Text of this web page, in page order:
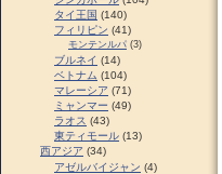
タイ王国 (140)
フィリピン (41)
モンテンルパ (3)
ブルネイ (14)
ベトナム (104)
マレーシア (71)
ミャンマー (49)
ラオス (43)
東ティモール (13)
西アジア (34)
アゼルバイジャン (4)